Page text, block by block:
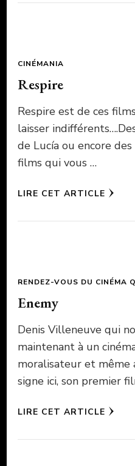
CINÉMANIA
Respire
Respire est de ces
laisser
de Lucía ou encore
films qui vous …
LIRE CET ARTICLE
RENDEZ-VOUS DU CINÉMA
Enemy
Denis Villeneuve qui
maintenant à un
moralisateur et même
signe ici, son premier
LIRE CET ARTICLE